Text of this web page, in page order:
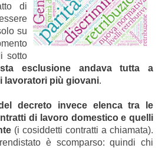
di
su
sotto
esclusione andava tutta a
lavoratori più giovani.
decreto invece elenca tra le
di lavoro domestico e quelli
(i cosiddetti contratti a chiamata).
è scomparso: quindi chi